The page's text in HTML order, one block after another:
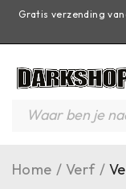
Gratis verzending
Home / Verf /